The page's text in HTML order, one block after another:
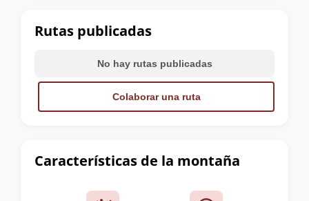
cumbre
Características de la montaña
Rutas publicadas
No hay rutas publicadas
Colaborar una ruta